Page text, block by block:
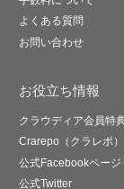
よくある質問
お問い合わせ
お役立ち情報
クラウディア会員特
Crarepo（クラレポ）
公式Facebookページ
公式Twitter